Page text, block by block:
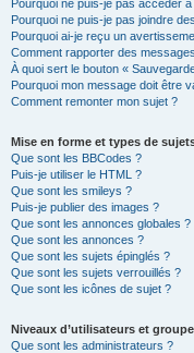
Pourquoi ne puis-je pas accéder
Pourquoi ne puis-je pas joindre
Pourquoi ai-je reçu un
Comment rapporter des
À quoi sert le bouton «
Pourquoi mon message doit être
Comment remonter mon sujet ?
Mise en forme et types de
Que sont les BBCodes ?
Puis-je utiliser le HTML ?
Que sont les smileys ?
Puis-je publier des images ?
Que sont les annonces globales ?
Que sont les annonces ?
Que sont les sujets épinglés ?
Que sont les sujets verrouillés ?
Que sont les icônes de sujet ?
Niveaux d’utilisateurs et
Que sont les administrateurs ?